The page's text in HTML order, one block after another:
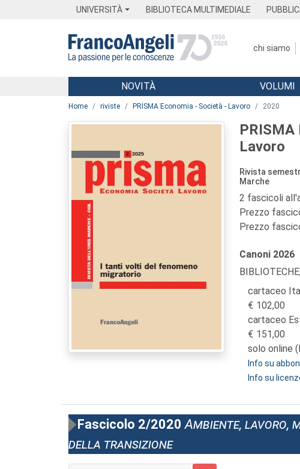
UNIVERSITÀ BIBLIOTECA MULTIMEDIALE
chi siamo
Menu
NOVITÀ VOLUMI
Home riviste PRISMA Economia - Società - Lavoro 2020
Lavoro
Rivista
Marche
2 fascicoli
Prezzo
Prezzo
Canoni 2026
cartaceo
102,00
cartaceo
151,00
solo online
Info su
Info su
Fascicolo 2/2020 Ambiente, lavoro,
della transizione